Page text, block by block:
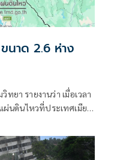
นาด 2.6 ห่าง
ยา รายงานว่า เมื่อเวลา
ผ่นดินไหวที่ประเทศเมีย